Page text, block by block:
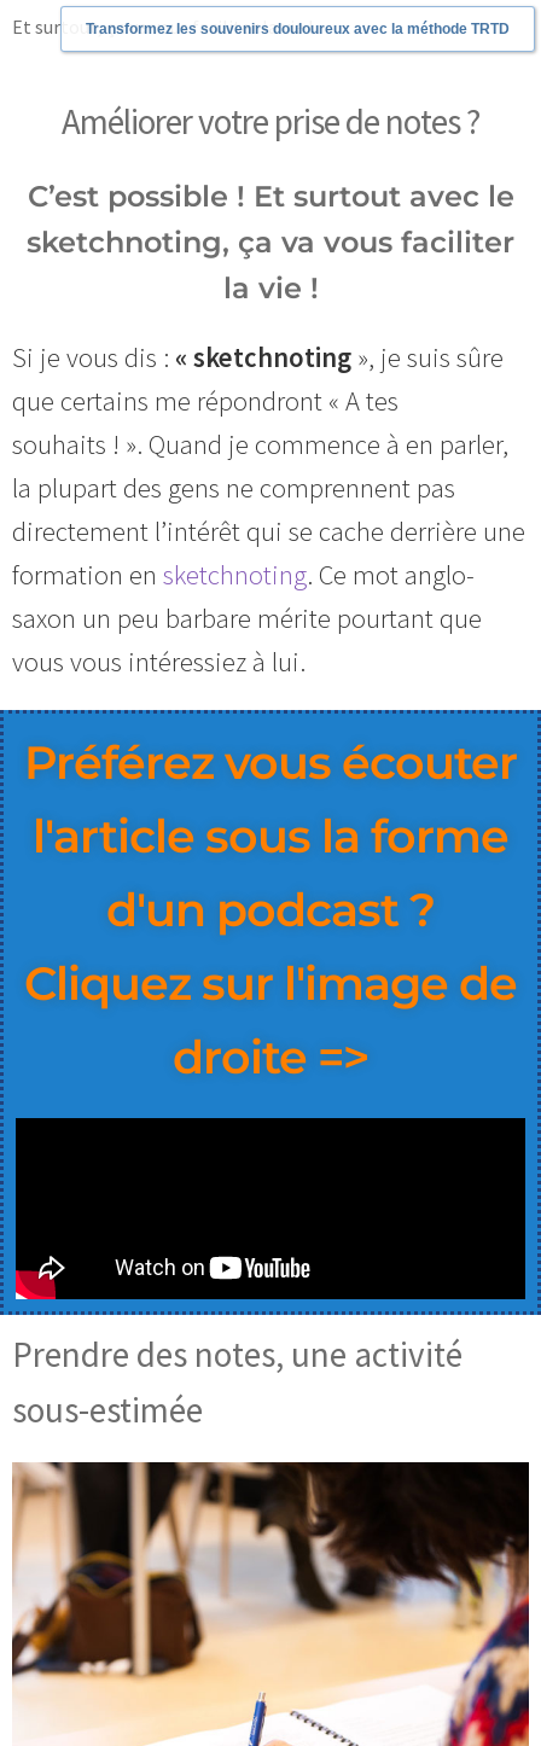
Et surtout, ça va vous faciliter la vie !
Améliorer votre prise de notes ?
C’est possible ! Et surtout avec le
sketchnoting, ça va vous faciliter
la vie !
Si je vous dis : « sketchnoting », je suis sûre
que certains me répondront « A tes
souhaits ! ». Quand je commence à en parler,
la plupart des gens ne comprennent pas
directement l’intérêt qui se cache derrière une
formation en sketchnoting. Ce mot anglo-
saxon un peu barbare mérite pourtant que
vous vous intéressiez à lui.
Préférez vous écouter
l'article sous la forme
d'un podcast ?
Cliquez sur l'image de
droite =>
Prendre des notes, une activité
sous-estimée
Transformez les souvenirs douloureux avec la méthode TRTD